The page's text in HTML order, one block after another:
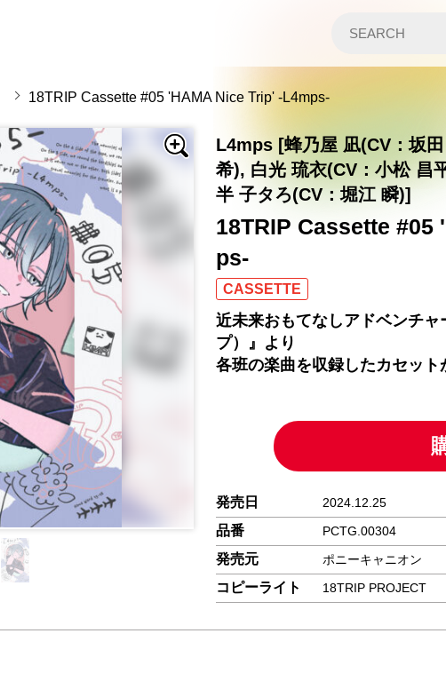
18TRIP Cassette #05 'HAMA Nice Trip' -L4mps-
L4mps [蜂乃屋 凪(CV：坂
希), 白光 琉衣(CV：小松 昌
半 子タろ(CV：堀江 瞬)]
18TRIP Cassette
ps-
CASSETTE
近未来おもてなしアドベンチ
プ）』より
各班の楽曲を収録したカセット
発売日 2024.12.25
品番 PCTG.00304
発売元 ポニーキャニオン
コピーライト 18TRIP PROJECT